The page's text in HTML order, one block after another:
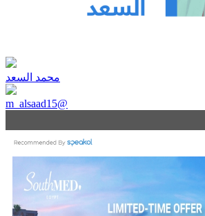
محمد السعد
m_alsaad15@